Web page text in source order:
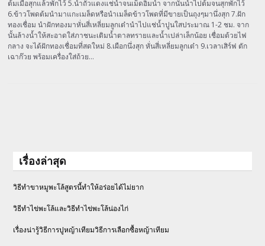
ต้มเมื่อสุกแล้วพักไว้ 5.นำถั่วแดงแช่น้ำจนเม็ดอิ่มน้ำ จากนั้นนำไปต้มจนสุกพักไว้
6.ข้าวโพดต้มนำมาแกะเมล็ดหรือนำเมล็ดข้าวโพดที่มีขายเป็นถุงๆมานึ่งสุก 7.ฝัก
ทองเชื่อม นำฝักทองมาหั่นสี่เหลี่ยมลูกเต๋านำไปแช่น้ำปูนใสประมาณ 1-2 ชม. จาก
นั้นล้างน้ำให้สะอาดใส่ภาชนะเติมน้ำตาลทรายและน้ำเปล่าเล็กน้อย เชื่อมด้วยไฟ
กลาง จะได้ฝักทองเชื่อมที่สดใหม่ 8.เผือกนึ่งสุก หั่นสี่เหลี่ยมลูกเต๋า 9.เวลาเสิร์ฟ ตัก
เฉาก๊วย พร้อมเครื่องใส่ถ้วย…
เรื่องล่าสุด
วิธีทำขาหมูพะโล้สูตรนี้ทำให้อร่อยได้ไม่ยาก
วิธีทําไข่พะโล้และวิธีทำไข่พะโล้น่องไก่
เรื่องน่ารู้วิธีการปูหญ้าเทียมวิธีการเลือกซื้อหญ้าเทียม